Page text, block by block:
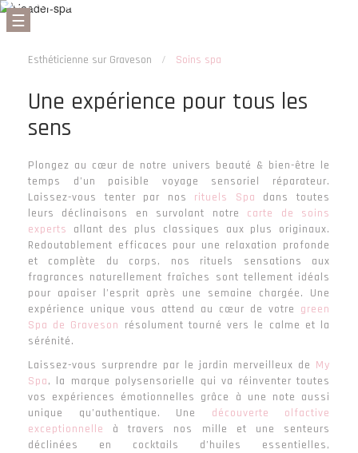
☰
Esthéticienne sur Graveson / Soins spa
Une expérience pour tous les
sens
Plongez au cœur de notre univers beauté & bien-être le
temps d’un paisible voyage sensoriel réparateur.
Laissez-vous tenter par nos rituels Spa
dans toutes
leurs déclinaisons en survolant notre carte de soins
experts
allant des plus classiques aux plus originaux.
Redoutablement efficaces pour une relaxation profonde
et complète du corps, nos rituels sensations aux
fragrances naturellement fraîches sont tellement idéals
pour apaiser l’esprit après une semaine chargée. Une
expérience unique vous attend au cœur de votre green
Spa de Graveson résolument tourné vers le calme et la
sérénité.
Laissez-vous surprendre par le jardin merveilleux de My
Spa, la marque polysensorielle qui va réinventer toutes
vos expériences émotionnelles grâce à une note aussi
unique qu’authentique. Une découverte olfactive
exceptionnelle
à travers nos mille et une senteurs
déclinées en cocktails d’huiles essentielles,